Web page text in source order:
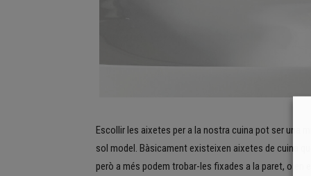
Escollir les aixetes per a la nostra cuina pot ser una
sol model. Bàsicament existeixen aixetes de cuina
però a més podem trobar-les fixades a la paret, o en